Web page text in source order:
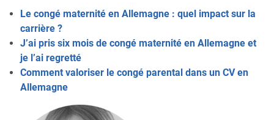
Le congé maternité en Allemagne : quel impact sur la
carrière ?
J’ai pris six mois de congé maternité en Allemagne et
je l’ai regretté
Comment valoriser le congé parental dans un CV en
Allemagne